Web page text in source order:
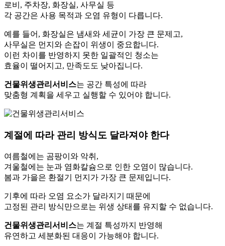
로비, 주차장, 화장실, 사무실 등
각 공간은 사용 목적과 오염 유형이 다릅니다.
예를 들어, 화장실은 냄새와 세균이 가장 큰 문제고,
사무실은 먼지와 손잡이 위생이 중요합니다.
이런 차이를 반영하지 못한 일괄적인 청소는
효율이 떨어지고, 만족도도 낮아집니다.
건물위생관리서비스는 공간 특성에 따라
맞춤형 계획을 세우고 실행할 수 있어야 합니다.
계절에 따라 관리 방식도 달라져야 한다
여름철에는 곰팡이와 악취,
겨울철에는 눈과 염화칼슘으로 인한 오염이 많습니다.
봄과 가을은 환절기 먼지가 가장 큰 문제입니다.
기후에 따라 오염 요소가 달라지기 때문에
고정된 관리 방식만으로는 위생 상태를 유지할 수 없습니다.
건물위생관리서비스는 계절 특성까지 반영해
유연하고 세분화된 대응이 가능해야 합니다.